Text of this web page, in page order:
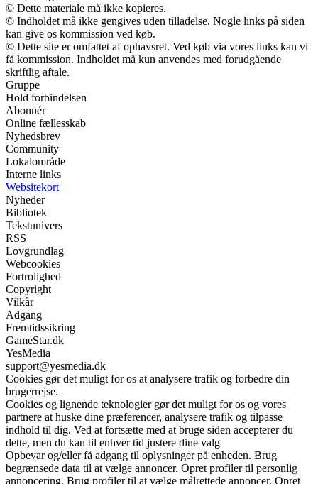
© Dette materiale må ikke kopieres.
© Indholdet må ikke gengives uden tilladelse. Nogle links på siden
kan give os kommission ved køb.
© Dette site er omfattet af ophavsret. Ved køb via vores links kan vi
få kommission. Indholdet må kun anvendes med forudgående
skriftlig aftale.
Gruppe
Hold forbindelsen
Abonnér
Online fællesskab
Nyhedsbrev
Community
Lokalområde
Interne links
Websitekort
Nyheder
Bibliotek
Tekstunivers
RSS
Lovgrundlag
Webcookies
Fortrolighed
Copyright
Vilkår
Adgang
Fremtidssikring
GameStar.dk
YesMedia
support@yesmedia.dk
Cookies gør det muligt for os at analysere trafik og forbedre din
brugerrejse.
Cookies og lignende teknologier gør det muligt for os og vores
partnere at huske dine præferencer, analysere trafik og tilpasse
indhold til dig. Ved at fortsætte med at bruge siden accepterer du
dette, men du kan til enhver tid justere dine valg
Opbevar og/eller få adgang til oplysninger på enheden. Brug
begrænsede data til at vælge annoncer. Opret profiler til personlig
annoncering. Brug profiler til at vælge målrettede annoncer. Opret